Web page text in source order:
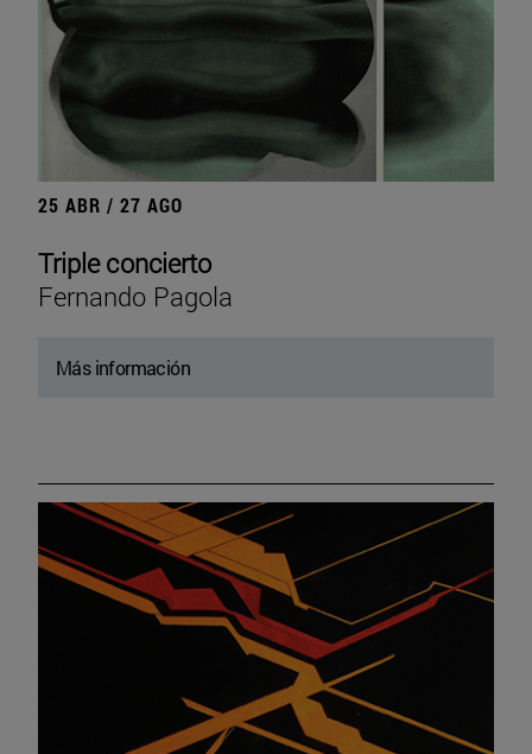
25 ABR / 27 AGO
Triple concierto
Fernando Pagola
Más información